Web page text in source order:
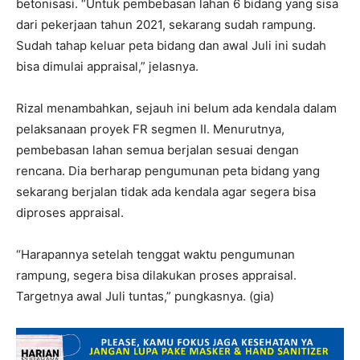
betonisasi. “Untuk pembebasan lahan 6 bidang yang sisa
dari pekerjaan tahun 2021, sekarang sudah rampung.
Sudah tahap keluar peta bidang dan awal Juli ini sudah
bisa dimulai appraisal,” jelasnya.
Rizal menambahkan, sejauh ini belum ada kendala dalam
pelaksanaan proyek FR segmen II. Menurutnya,
pembebasan lahan semua berjalan sesuai dengan
rencana. Dia berharap pengumunan peta bidang yang
sekarang berjalan tidak ada kendala agar segera bisa
diproses appraisal.
“Harapannya setelah tenggat waktu pengumunan
rampung, segera bisa dilakukan proses appraisal.
Targetnya awal Juli tuntas,” pungkasnya. (gia)